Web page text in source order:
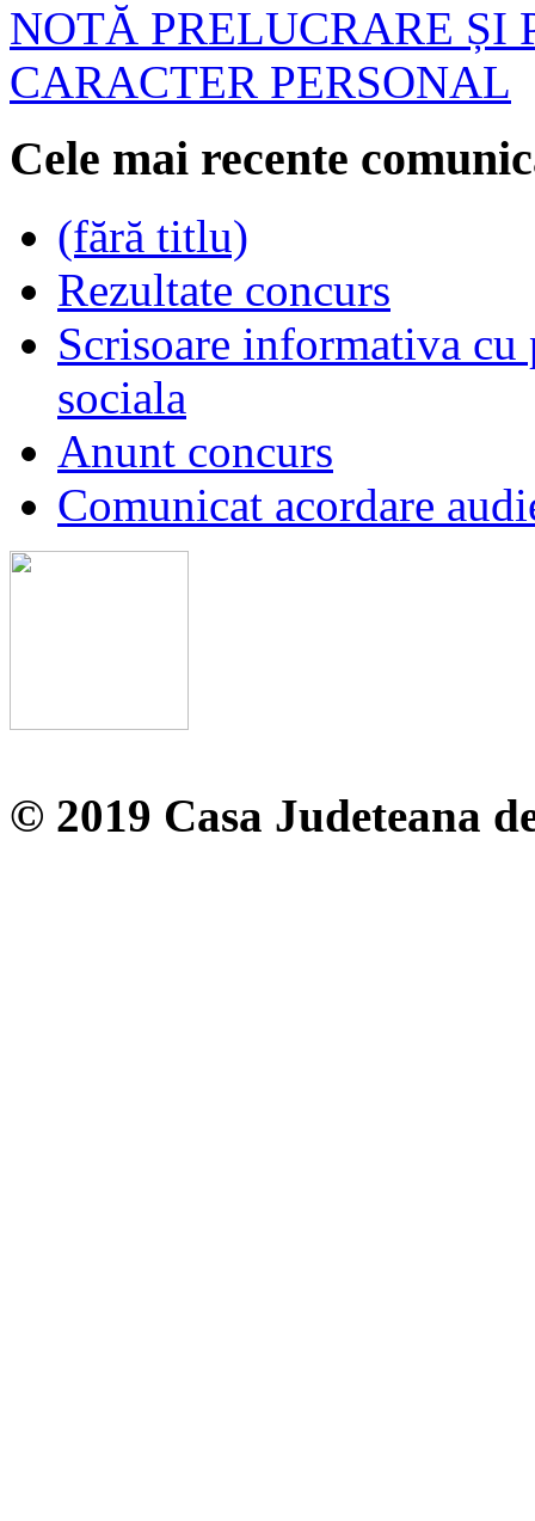
NOTĂ PRELUCRARE ȘI
CARACTER PERSONAL
Cele mai recente
(fără titlu)
Rezultate concurs
Scrisoare informativa
sociala
Anunt concurs
Comunicat acordare
© 2019 Casa Judeteana